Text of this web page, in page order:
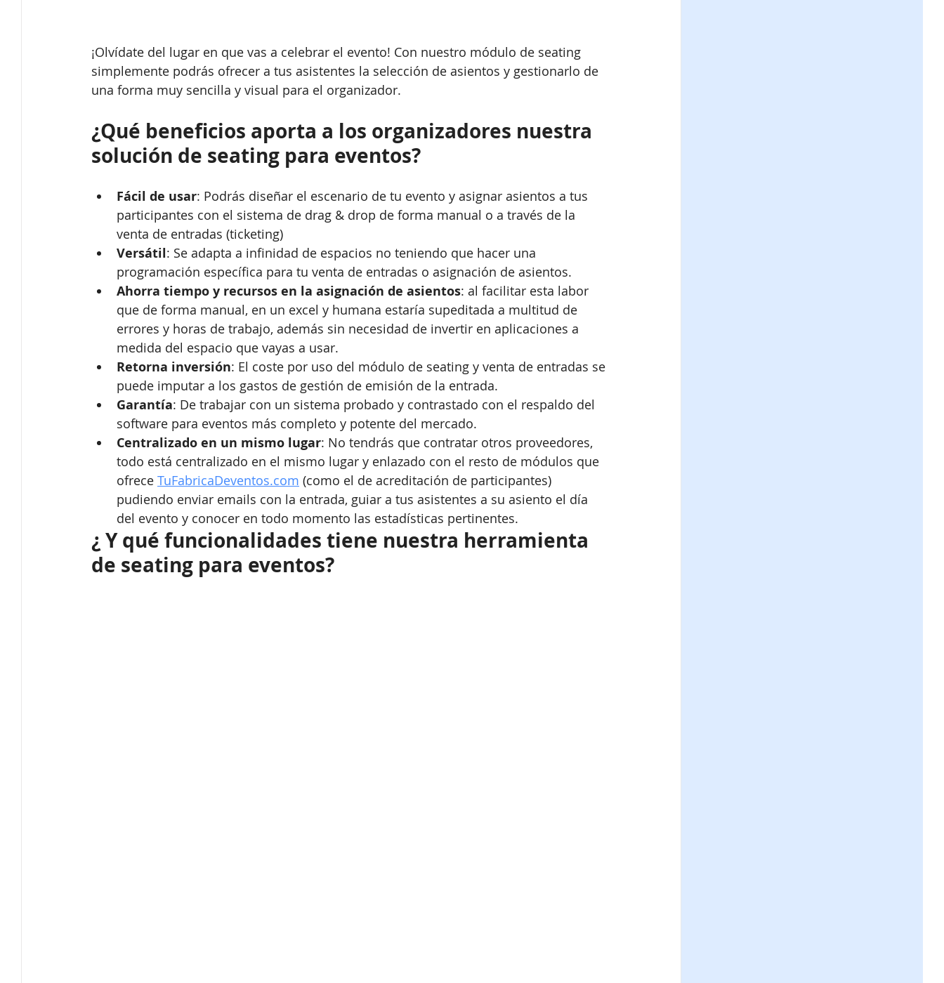
¡Olvídate del lugar en que vas a celebrar el evento! Con nuestro módulo de seating
simplemente podrás ofrecer a tus asistentes la selección de asientos y gestionarlo de
una forma muy sencilla y visual para el organizador.
¿Qué beneficios aporta a los organizadores nuestra
solución de seating para eventos?
Fácil de usar: Podrás diseñar el escenario de tu evento y asignar asientos a tus
participantes con el sistema de drag & drop de forma manual o a través de la
venta de entradas (ticketing)
Versátil: Se adapta a infinidad de espacios no teniendo que hacer una
programación específica para tu venta de entradas o asignación de asientos.
Ahorra tiempo y recursos en la asignación de asientos: al facilitar esta labor
que de forma manual, en un excel y humana estaría supeditada a multitud de
errores y horas de trabajo, además sin necesidad de invertir en aplicaciones a
medida del espacio que vayas a usar.
Retorna inversión: El coste por uso del módulo de seating y venta de entradas se
puede imputar a los gastos de gestión de emisión de la entrada.
Garantía: De trabajar con un sistema probado y contrastado con el respaldo del
software para eventos más completo y potente del mercado.
Centralizado en un mismo lugar: No tendrás que contratar otros proveedores,
todo está centralizado en el mismo lugar y enlazado con el resto de módulos que
ofrece TuFabricaDeventos.com (como el de acreditación de participantes)
pudiendo enviar emails con la entrada, guiar a tus asistentes a su asiento el día
del evento y conocer en todo momento las estadísticas pertinentes.
¿ Y qué funcionalidades tiene nuestra herramienta
de seating para eventos?